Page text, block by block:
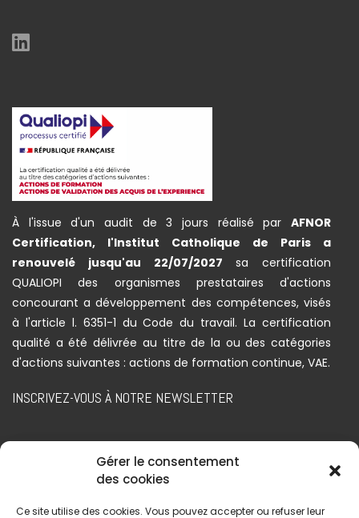
Gérer le consentement
des cookies
Ce site utilise des cookies. Vous pouvez accepter ou refuser leur
À l'issue d'un audit de 3 jours réalisé par AFNOR
Certification, l'Institut Catholique de Paris a
renouvelé jusqu'au 22/07/2027 sa certification
QUALIOPI des organismes prestataires d'actions
concourant a développement des compétences, visés
à l'article l. 6351-1 du Code du travail. La certification
qualité a été délivrée au titre de la ou des catégories
d'actions suivantes : actions de formation continue, VAE.
INSCRIVEZ-VOUS À NOTRE NEWSLETTER